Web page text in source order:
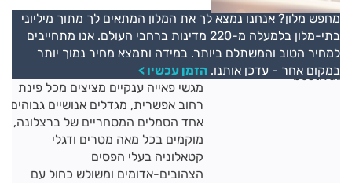
מחפש מלון? אנחנו נמצא לך את המלון המתאים לך מתוך מיליוני
בתי-מלון בלמעלה מ-220 מדינות ברחבי העולם. אנו מתחייבים
למחיר הטוב והמשתלם ביותר. במידה ותמצא מחיר נמוך יותר
במקום אחר - עדכן אותנו. הזמן עכשיו >
מגשי פאייה ענקיים מציצים מכל פינת
רחוב אפשרית, מגדלים אנושיים גבוהים,
אחד הסמלים המסחריים של ברצלונה,
מוקמים בכל מאה מטרים ודגלי
קטאלוניה בעלי הפסים
הצהובים-אדומים ומשולש כחול עם